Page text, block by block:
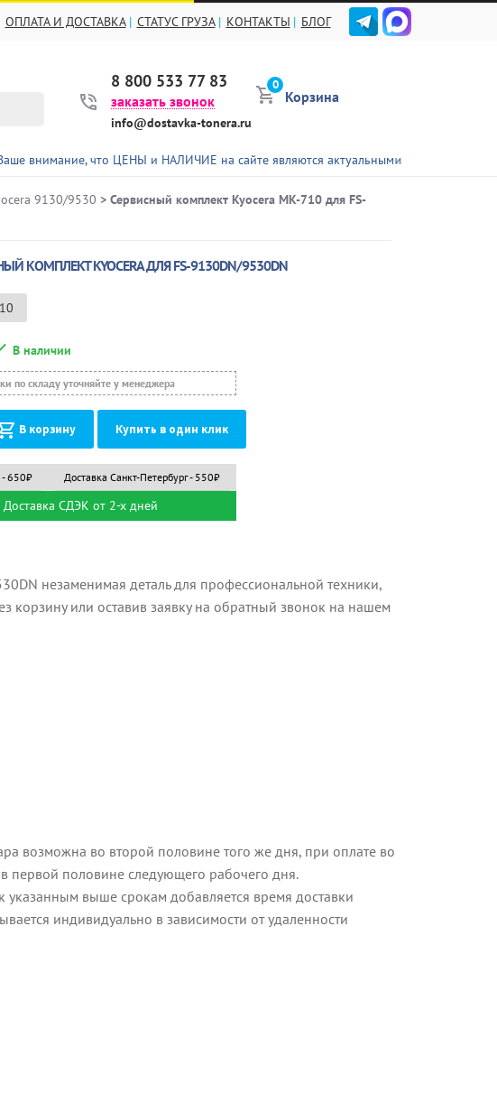
ОПЛАТА И ДОСТАВКА СТАТУС ГРУЗА КОНТАКТЫ БЛОГ
8 800 533 77 83
заказать звонок
info@dostavka-tonera.ru
0
Корзина
что ЦЕНЫ и НАЛИЧИЕ на сайте являются актуальными не для всех
9130/9530 > Сервисный комплект Kyocera MK-710 для FS-
КОМПЛЕКТ KYOCERA ДЛЯ FS-9130DN/9530DN
В наличии
по складу уточняйте у менеджера
В корзину Купить в один клик
- 650₽ Доставка Санкт-Петербург - 550₽
Доставка СДЭК от 2-х дней
незаменимая деталь для профессиональной техники,
корзину или оставив заявку на обратный звонок на нашем
возможна во второй половине того же дня, при оплате во
первой половине следующего рабочего дня.
указанным выше срокам добавляется время доставки
индивидуально в зависимости от удаленности